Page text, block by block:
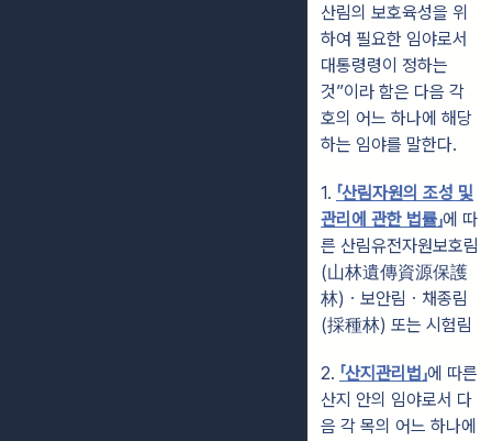
산림의 보호육성을 위
하여 필요한 임야로서
대통령령이 정하는
것”이라 함은 다음 각
호의 어느 하나에 해당
하는 임야를 말한다.
1. 「산림자원의 조성 및
관리에 관한 법률」에 따
른 산림유전자원보호림
(山林遺傳資源保護
林)ㆍ보안림ㆍ채종림
(採種林) 또는 시험림
2. 「산지관리법」에 따른
산지 안의 임야로서 다
음 각 목의 어느 하나에